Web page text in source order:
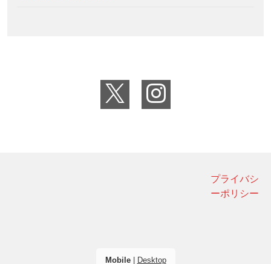
プライバシ
ーポリシー
Mobile| Desktop